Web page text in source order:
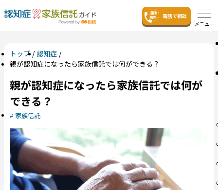
電話で相談
メニュー
トップ
認知症
親が認知症になったら家族信託では何ができる？
親が認知症になったら家族信託では何が
できる？
家族信託